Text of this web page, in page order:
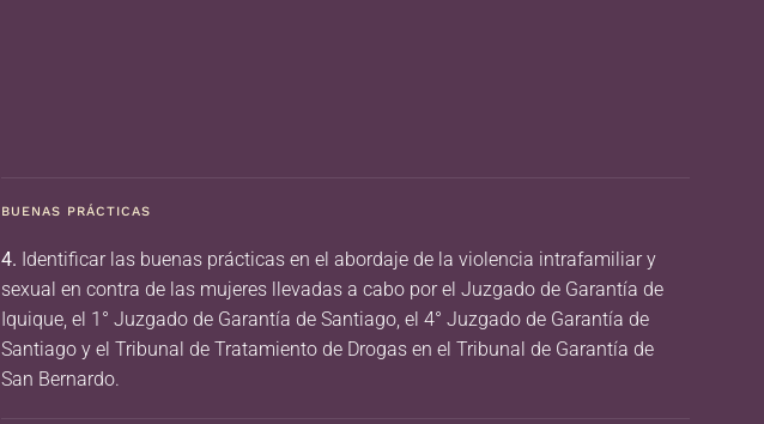
BUENAS PRÁCTICAS
4. Identificar las buenas prácticas en el abordaje de la violencia intrafamiliar y
sexual en contra de las mujeres llevadas a cabo por el Juzgado de Garantía de
Iquique, el 1° Juzgado de Garantía de Santiago, el 4° Juzgado de Garantía de
Santiago y el Tribunal de Tratamiento de Drogas en el Tribunal de Garantía de
San Bernardo.